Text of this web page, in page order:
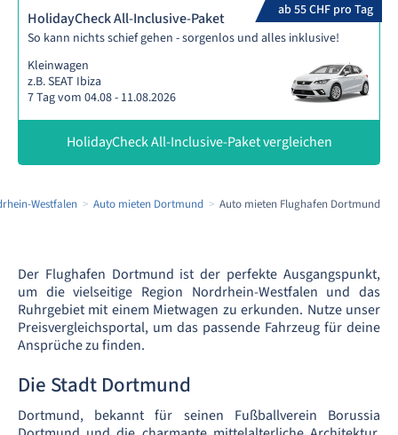
ab 55 CHF pro Tag
HolidayCheck All-Inclusive-Paket
So kann nichts schief gehen - sorgenlos und alles inklusive!
Kleinwagen
z.B. SEAT Ibiza
7 Tag vom 04.08 - 11.08.2026
HolidayCheck All-Inclusive-Paket vergleichen
Westfalen Auto mieten Dortmund Auto mieten Flughafen Dortmund
Der Flughafen Dortmund ist der perfekte Ausgangspunkt,
um die vielseitige Region Nordrhein-Westfalen und das
Ruhrgebiet mit einem Mietwagen zu erkunden. Nutze unser
Preisvergleichsportal, um das passende Fahrzeug für deine
Ansprüche zu finden.
Die Stadt Dortmund
Dortmund, bekannt für seinen Fußballverein Borussia